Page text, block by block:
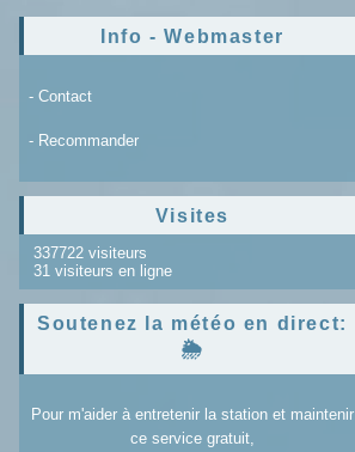
Info - Webmaster
- Contact
- Recommander
Visites
337722 visiteurs
31 visiteurs en ligne
Soutenez la météo en direct:
🌦️
Pour m'aider à entretenir la station et maintenir
ce service gratuit,